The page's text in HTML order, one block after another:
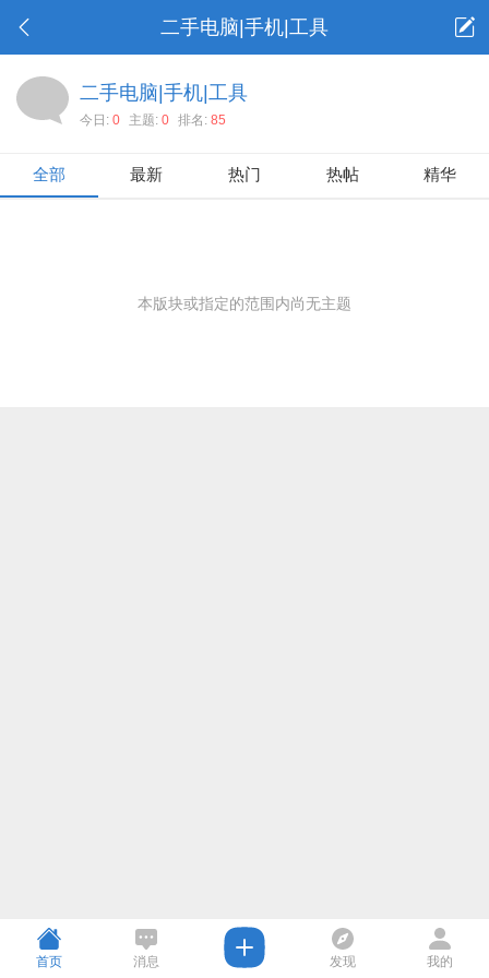
二手电脑|手机|工具
二手电脑|手机|工具
今日: 0 主题: 0 排名: 85
全部 最新 热门 热帖 精华
本版块或指定的范围内尚无主题
首页 消息 发现 我的